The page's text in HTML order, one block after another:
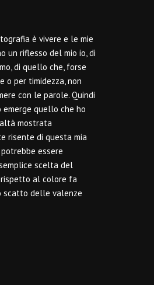
è vivere e le mie
un riflesso del mio io, di
di quello che, forse
o per timidezza, non
con le parole. Quindi
quello che ho
mostrata
risente di questa mia
essere
scelta del
al colore fa
scatto delle valenze